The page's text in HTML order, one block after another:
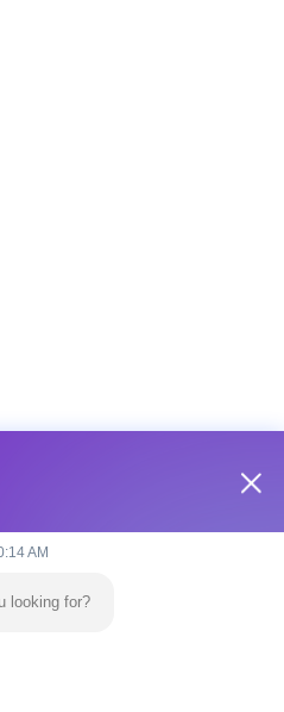
AM
looking for?